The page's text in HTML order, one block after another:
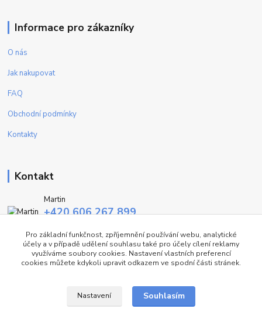
Informace pro zákazníky
O nás
Jak nakupovat
FAQ
Obchodní podmínky
Kontakty
Kontakt
Martin
+420 606 267 899
info@fashiontrend.cz
Pro základní funkčnost, zpříjemnění používání webu, analytické
účely a v případě udělení souhlasu také pro účely cílení reklamy
využíváme soubory cookies. Nastavení vlastních preferencí
cookies můžete kdykoli upravit odkazem ve spodní části stránek.
Nastavení Souhlasím